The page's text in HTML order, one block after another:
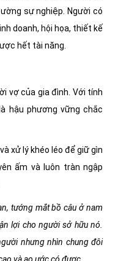
sự nghiệp. Người có
doanh, hội họa, thiết kế
hết tài năng.
vợ của gia đình. Với tính
hậu phương vững chắc
xử lý khéo léo để giữ gìn
ấm và luôn tràn ngập
tướng mắt bồ câu ở nam
lợi cho người sở hữu nó.
nhưng nhìn chung đôi